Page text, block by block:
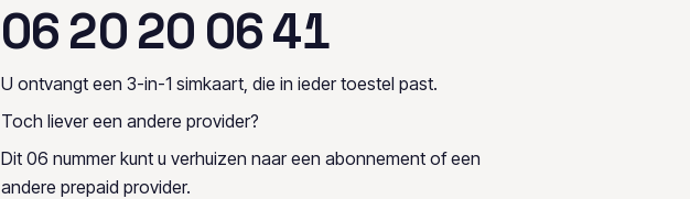
062020 0641
U ontvangt een 3-in-1 simkaart, die in ieder toestel past.
Toch liever een andere provider?
Dit 06 nummer kunt u verhuizen naar een abonnement of een
andere prepaid provider.